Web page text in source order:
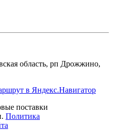
область, рп Дрожжино,
в Яндекс.Навигатор
поставки
Политика